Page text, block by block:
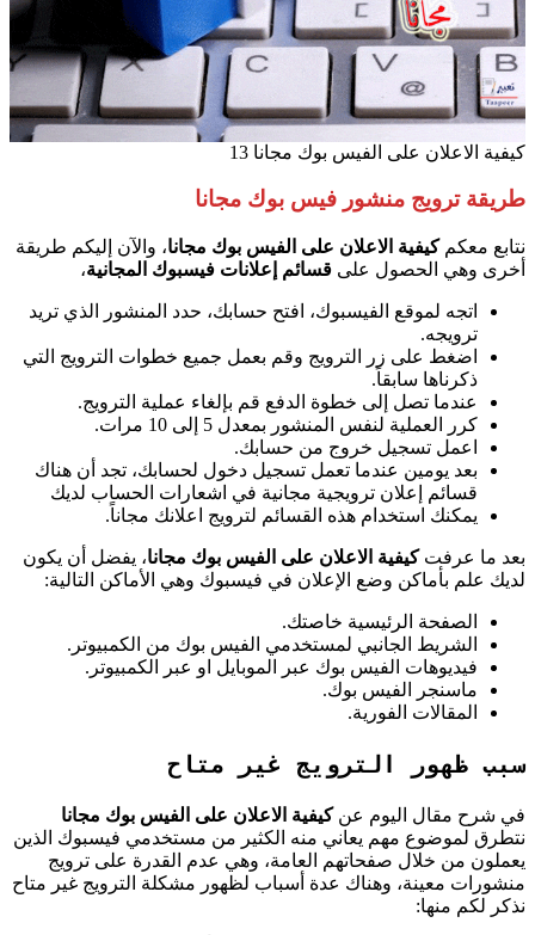
كيفية الاعلان على الفيس بوك مجانا 13
طريقة ترويج منشور فيس بوك مجانا
نتابع معكمكيفية الاعلان على الفيس بوك مجانا، والآن إليكم طريقة
أخرى وهي الحصول على قسائم إعلانات فيسبوك المجانية،
اتجه لموقع الفيسبوك، افتح حسابك، حدد المنشور الذي تريد
ترويجه.
اضغط على زر الترويج وقم بعمل جميع خطوات الترويج التي
ذكرناها سابقاً.
عندما تصل إلى خطوة الدفع قم بإلغاء عملية الترويج.
كرر العملية لنفس المنشور بمعدل 5 إلى 10 مرات.
اعمل تسجيل خروج من حسابك.
بعد يومين عندما تعمل تسجيل دخول لحسابك، تجد أن هناك
قسائم إعلان ترويجية مجانية في اشعارات الحساب لديك
يمكنك استخدام هذه القسائم لترويج اعلانك مجاناً.
بعد ما عرفتكيفية الاعلان على الفيس بوك مجانا، يفضل أن يكون
لديك علم بأماكن وضع الإعلان في فيسبوك وهي الأماكن التالية:
الصفحة الرئيسية خاصتك.
الشريط الجانبي لمستخدمي الفيس بوك من الكمبيوتر.
فيديوهات الفيس بوك عبر الموبايل او عبر الكمبيوتر.
ماسنجر الفيس بوك.
المقالات الفورية.
سبب ظهور الترويج غير متاح
في شرح مقال اليوم عنكيفية الاعلان على الفيس بوك مجانا
نتطرق لموضوع مهم يعاني منه الكثير من مستخدمي فيسبوك الذين
يعملون من خلال صفحاتهم العامة، وهي عدم القدرة على ترويج
منشورات معينة، وهناك عدة أسباب لظهور مشكلة الترويج غير متاح
نذكر لكم منها: